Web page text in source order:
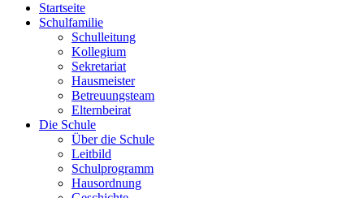
Startseite
Schulfamilie
Schulleitung
Kollegium
Sekretariat
Hausmeister
Betreuungsteam
Elternbeirat
Die Schule
Über die Schule
Leitbild
Schulprogramm
Hausordnung